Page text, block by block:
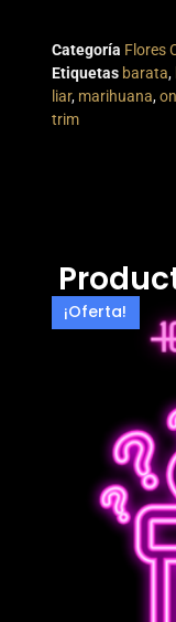
Categoría Flores
Etiquetas barata,
liar, marihuana,
trim
¡Oferta!